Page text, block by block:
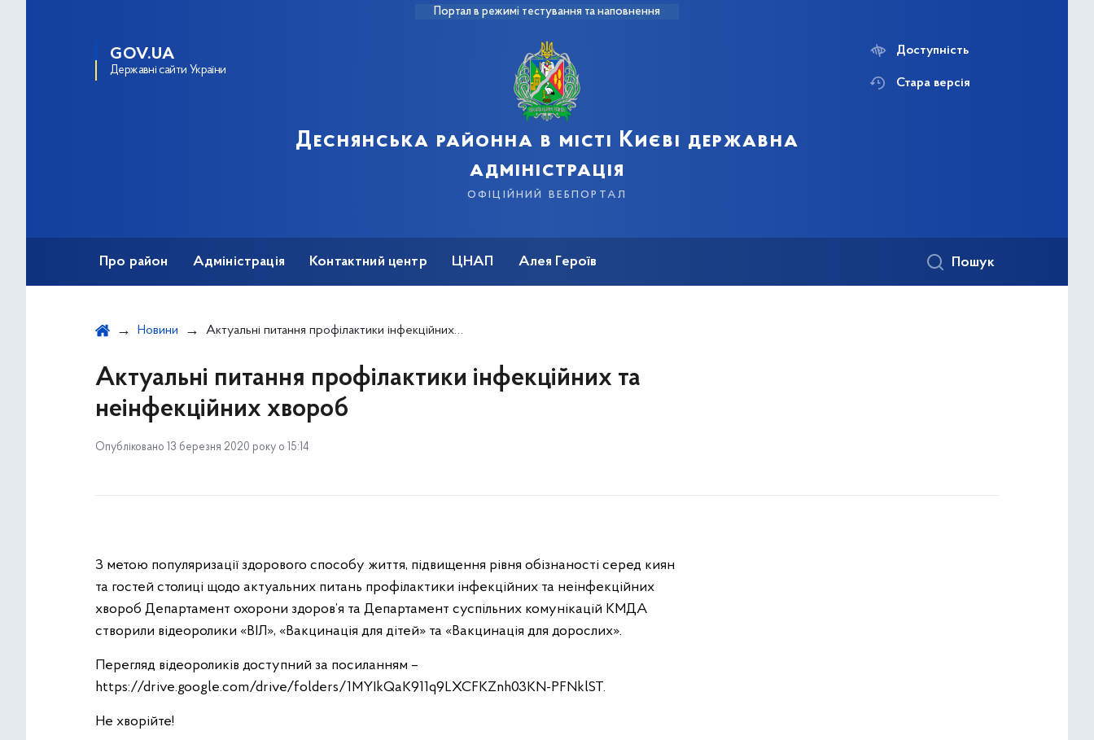
Портал в режимі тестування та наповнення
GOV.UA
Державні сайти України
Деснянська районна в місті Києві державна
адміністрація
офіційний вебпортал
Доступність
Стара версія
Про район Адміністрація Контактний центр ЦНАП Алея Героїв Пошук
Новини Актуальні питання профілактики інфекційних та неінфекційних хвороб
Актуальні питання профілактики інфекційних та
неінфекційних хвороб
Опубліковано 13 березня 2020 року о 15:14
З метою популяризації здорового способу життя, підвищення рівня обізнаності серед киян
та гостей столиці щодо актуальних питань профілактики інфекційних та неінфекційних
хвороб Департамент охорони здоров’я та Департамент суспільних комунікацій КМДА
створили відеоролики «ВІЛ», «Вакцинація для дітей» та «Вакцинація для дорослих».
Перегляд відеороликів доступний за посиланням –
https://drive.google.com/drive/folders/1MYIkQaK911q9LXCFKZnh03KN-PFNklST.
Не хворійте!